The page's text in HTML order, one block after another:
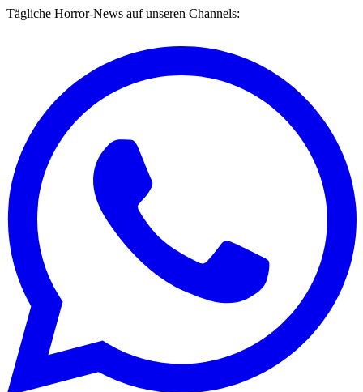
Tägliche Horror-News auf unseren Channels: